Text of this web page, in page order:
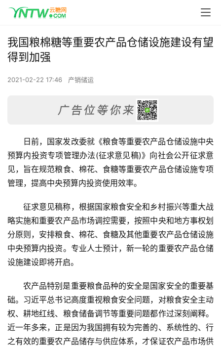
我国粮棉糖等重要农产品仓储设施建设有望
得到加强
2021-02-22 17:46 产销储运
日前，国家发改委就《粮食等重要农产品仓储设施中央
预算内投资专项管理办法(征求意见稿)》向社会公开征求意
见，旨在规范粮食、棉花、食糖等重要农产品仓储设施专项
管理，提高中央预算内投资使用效率。
征求意见稿称，根据国家粮食安全和乡村振兴等重大战
略实施和重要农产品市场调控需要，按照中央和地方事权划
分原则，安排粮食、棉花、食糖及其他重要农产品仓储设施
中央预算内投资。专业人士预计，新一轮的重要农产品仓储
设施建设即将开启。
农产品特别是重要粮食品种的安全是国家安全的重要基
础。习近平总书记高度重视粮食安全问题，对粮食安全主动
权、耕地红线、粮食储备调节等重要问题都作过深刻阐释。
近一年多来，正是因为我国拥有较为完善的、系统性的、行
之有效的重要农产品储存与供应体系，才保证农产品市场供